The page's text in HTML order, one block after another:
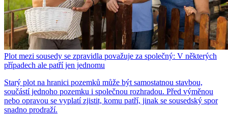
Plot mezi sousedy se zpravidla považuje za společný: V některých
případech ale patří jen jednomu
Starý plot na hranici pozemků může být samostatnou stavbou,
součástí jednoho pozemku i společnou rozhradou. Před výměnou
nebo opravou se vyplatí zjistit, komu patří, jinak se sousedský spor
snadno prodraží.